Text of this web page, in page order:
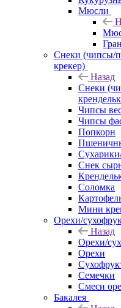
Мюсли
Снеки (чипсы/
крекер)
Назад
Снеки
Чипсы
Чипсы
Попкорн
Снек
Соломка
Мини
Орехи/
Назад
Орехи/
Орехи
Семечки
Смеси
Бакалея